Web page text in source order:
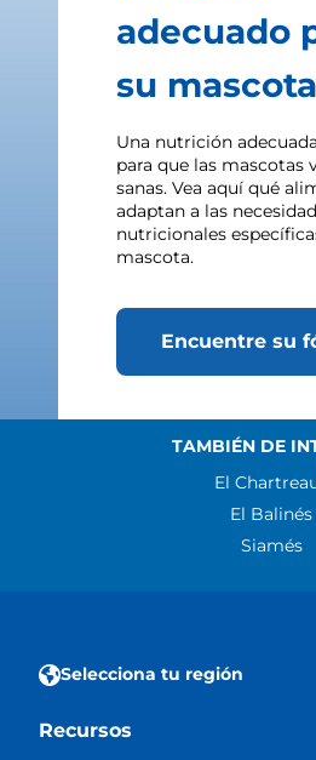
adecuado
su mascota
Una nutrición
para que las mascotas
sanas. Vea aquí qué
adaptan a las
nutricionales
mascota.
Encuentre su
TAMBIÉN DE
El
El Balinés
Siamés
Selecciona tu región
Recursos